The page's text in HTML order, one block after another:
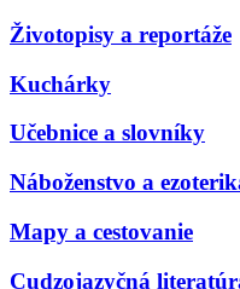
Životopisy a reportáže
Kuchárky
Učebnice a slovníky
Náboženstvo a
Mapy a cestovanie
Cudzojazyčná